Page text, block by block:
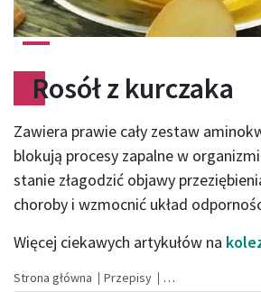
Rosół z kurczaka
Zawiera prawie cały zestaw
blokują procesy zapalne w
stanie złagodzić objawy
choroby i wzmocnić układ
Więcej ciekawych artykułów na
Strona główna Przepisy